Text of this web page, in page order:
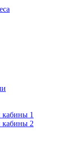
кабины 1
кабины 2